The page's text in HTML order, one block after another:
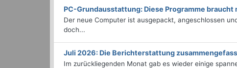
PC-Grundausstattung: Diese Programme braucht
Der neue Computer ist ausgepackt, angeschlossen
doch...
Juli 2026: Die Bericht­erstattung
Im zurückliegenden Monat gab es wieder einige